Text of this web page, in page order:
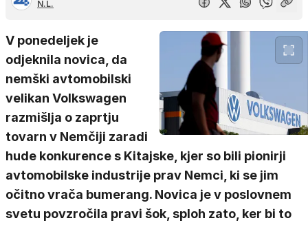
N.L.
V ponedeljek je
odjeknila novica, da
nemški avtomobilski
velikan Volkswagen
razmišlja o zaprtju
tovarn v Nemčiji zaradi
hude konkurence s Kitajske, kjer so bili pionirji
avtomobilske industrije prav Nemci, ki se jim
očitno vrača bumerang. Novica je v poslovnem
svetu povzročila pravi šok, sploh zato, ker bi to